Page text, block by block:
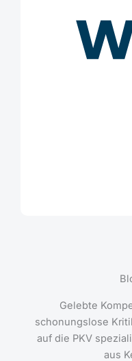
Gelebte
schonungslose
auf die PKV
aus